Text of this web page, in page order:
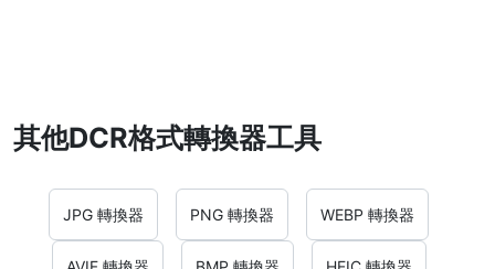
其他DCR格式轉換器工具
JPG 轉換器 PNG 轉換器 WEBP 轉換器